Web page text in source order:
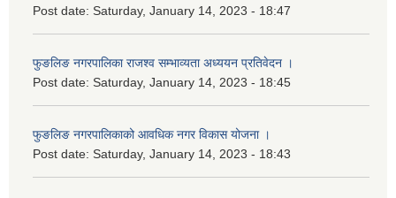
Post date: Saturday, January 14, 2023 - 18:47
फुङलिङ नगरपालिका राजश्व सम्भाव्यता अध्ययन प्रतिवेदन ।
Post date: Saturday, January 14, 2023 - 18:45
फुङलिङ नगरपालिकाको आवधिक नगर विकास योजना ।
Post date: Saturday, January 14, 2023 - 18:43